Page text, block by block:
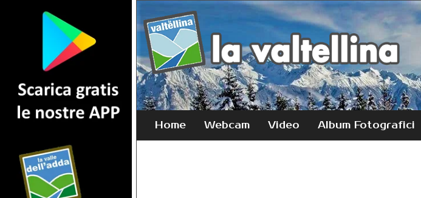
Home Webcam Video Album Fotografici